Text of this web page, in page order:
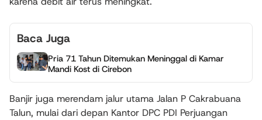
Baca Juga
Pria 71 Tahun Ditemukan Meninggal di Kamar
Mandi Kost di Cirebon
Banjir juga merendam jalur utama Jalan P Cakrabuana
Talun, mulai dari depan Kantor DPC PDI Perjuangan